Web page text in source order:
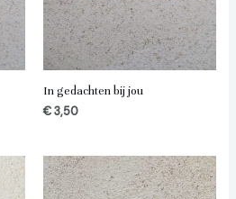
In gedachten bij jou
€3,50